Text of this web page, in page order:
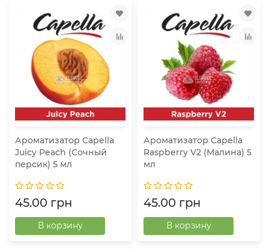
Ароматизатор Capella
Juicy Peach (Сочный
персик) 5 мл
45.00 грн
В корзину
Ароматизатор Capella
Raspberry V2 (Малина) 5
мл
45.00 грн
В корзину